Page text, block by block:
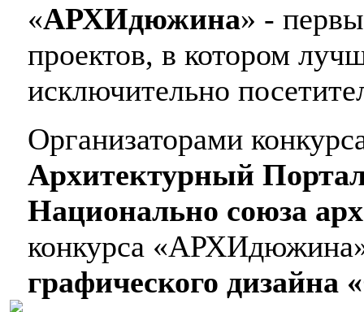
«АРХИдюжина» -
проектов, в котором
исключительно
Организаторами
Архитектурный
Национально союза
конкурса
графического дизайна